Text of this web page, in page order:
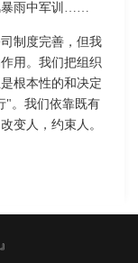
暴雨中军训……
制度完善，但我
用。我们把组织
根本性的和决定
"。我们依靠既有
变人，约束人。